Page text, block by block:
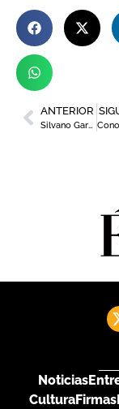
ANTERIOR
Silvano García: presidente del Consejo Regulador Denominación de Origen Jumilla
Noticias
CulturaFirmas